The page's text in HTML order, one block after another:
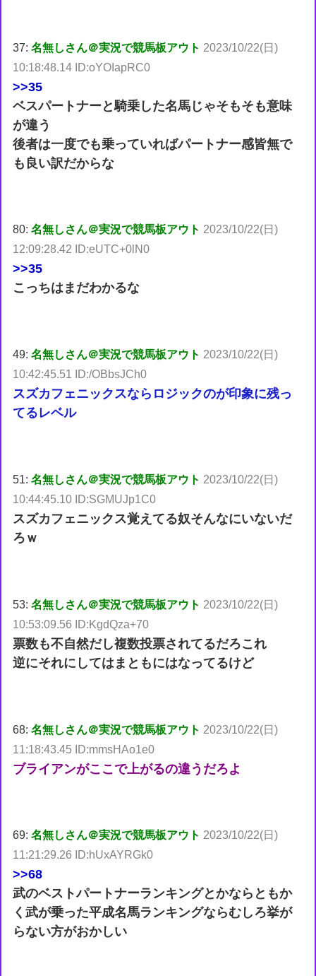
37:名無しさん＠実況で競馬板アウト 2023/10/22(日)
10:18:48.14 ID:oYOIapRC0
>>35
ベスパートナーと騎乗した名馬じゃそもそも意味
が違う
後者は一度でも乗っていればパートナー感皆無で
も良い訳だからな
80:名無しさん＠実況で競馬板アウト 2023/10/22(日)
12:09:28.42 ID:eUTC+0lN0
>>35
こっちはまだわかるな
49:名無しさん＠実況で競馬板アウト 2023/10/22(日)
10:42:45.51 ID:/OBbsJCh0
スズカフェニックスならロジックのが印象に残っ
てるレベル
51:名無しさん＠実況で競馬板アウト 2023/10/22(日)
10:44:45.10 ID:SGMUJp1C0
スズカフェニックス覚えてる奴そんなにいないだ
ろｗ
53:名無しさん＠実況で競馬板アウト 2023/10/22(日)
10:53:09.56 ID:KgdQza+70
票数も不自然だし複数投票されてるだろこれ
逆にそれにしてはまともにはなってるけど
68:名無しさん＠実況で競馬板アウト 2023/10/22(日)
11:18:43.45 ID:mmsHAo1e0
ブライアンがここで上がるの違うだろよ
69:名無しさん＠実況で競馬板アウト 2023/10/22(日)
11:21:29.26 ID:hUxAYRGk0
>>68
武のベストパートナーランキングとかならともか
く武が乗った平成名馬ランキングならむしろ挙が
らない方がおかしい